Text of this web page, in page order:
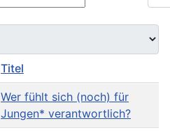
Titel
Wer fühlt sich (noch) für
Jungen* verantwortlich?